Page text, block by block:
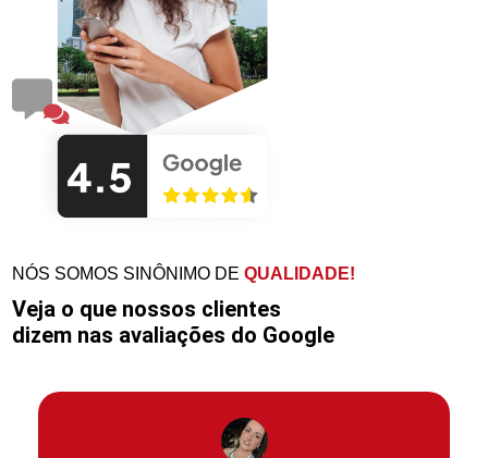
NÓS SOMOS SINÔNIMO DEQUALIDADE!
Veja o que nossos clientes
dizem nas avaliações do Google